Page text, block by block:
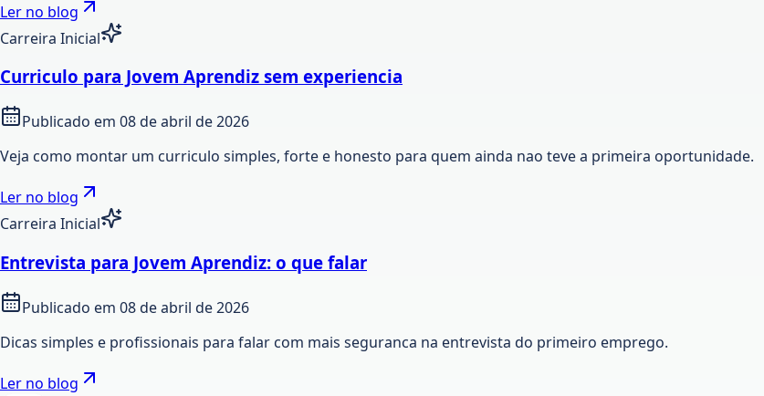
Ler no blog
Carreira Inicial
Curriculo para Jovem Aprendiz sem experiencia
Publicado em 08 de abril de 2026
Veja como montar um curriculo simples, forte e honesto para quem ainda nao teve a primeira oportunidade.
Ler no blog
Carreira Inicial
Entrevista para Jovem Aprendiz: o que falar
Publicado em 08 de abril de 2026
Dicas simples e profissionais para falar com mais seguranca na entrevista do primeiro emprego.
Ler no blog